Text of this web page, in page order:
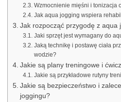
Wzmocnienie mięśni i tonizacja
Jak aqua jogging wspiera
Jak rozpocząć przygodę z aqua
Jaki sprzęt jest wymagany do
Jaką technikę i postawę ciała
wodzie?
Jakie są plany treningowe i
Jakie są przykładowe rutyny
Jakie są bezpieczeństwo i
joggingu?